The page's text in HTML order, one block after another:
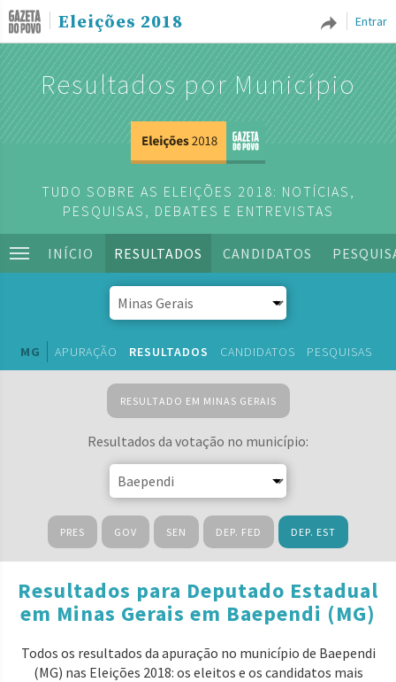
Entrar
Eleições 2018
Resultados por Município
TUDO SOBRE AS ELEIÇÕES 2018: NOTÍCIAS,
PESQUISAS, DEBATES E ENTREVISTAS
INÍCIO RESULTADOS CANDIDATOS
MG APURAÇÃO RESULTADOS CANDIDATOS PESQUISAS
RESULTADO EM MINAS GERAIS
Resultados da votação no município:
PRES GOV SEN DEP. FED DEP. EST
Resultados para Deputado Estadual
em Minas Gerais em Baependi (MG)
Todos os resultados da apuração no município de Baependi
(MG) nas Eleições 2018: os eleitos e os candidatos mais